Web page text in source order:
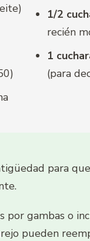
1/2
recién
1
(para
para
gambas o
pueden